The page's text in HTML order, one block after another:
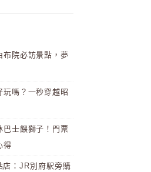
布院必訪景點，夢
玩嗎？一秒穿越昭
巴士餵獅子！門票
得
：JR別府駅旁購